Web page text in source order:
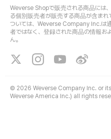
Weverse Shopで販売される商品には
る個別販売者が販売する商品が含ま
ついては、Weverse Company Inc.は
者ではなく、登録された商品の情報お
ん。
© 2026 Weverse Company Inc. or
Weverse America Inc.) all rights